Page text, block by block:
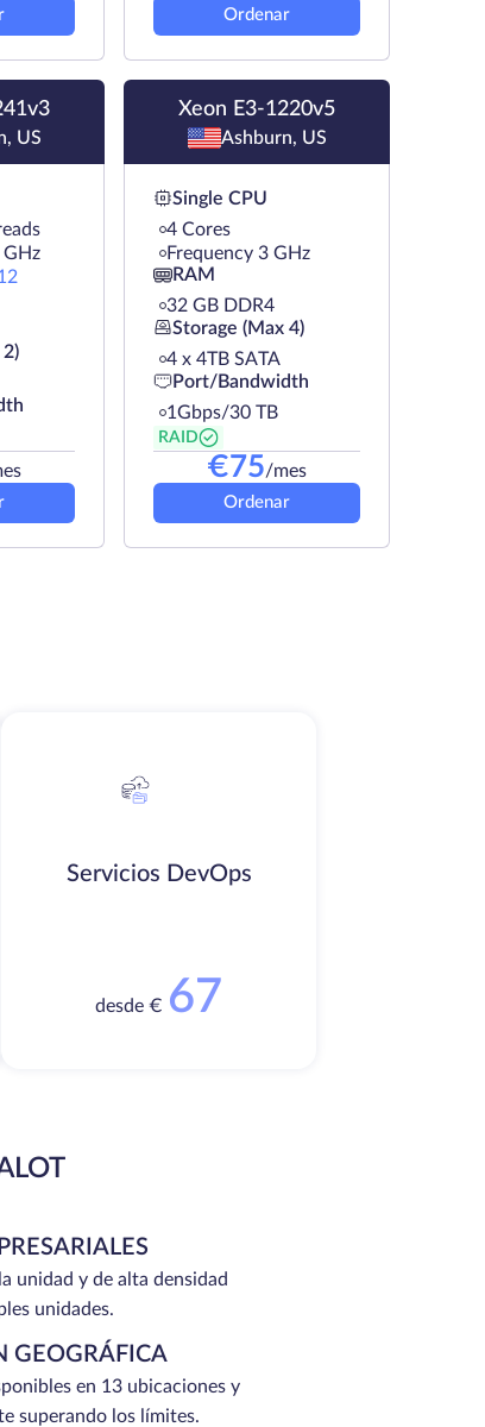
Ordenar
US
GHz
Xeon E3-1220v5
Ashburn, US
Single CPU
4 Cores
Frequency 3 GHz
RAM
32 GB DDR4
Storage (Max 4)
4 х 4TB SATA
Port/Bandwidth
1Gbps/30 TB
RAID
€75/mes
Ordenar
Servicios DevOps
desde € 67
unidad y de alta densidad
unidades.
GEOGRÁFICA
en 13 ubicaciones y
superando los límites.